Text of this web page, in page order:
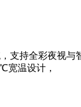
支持全彩夜视与
宽温设计，